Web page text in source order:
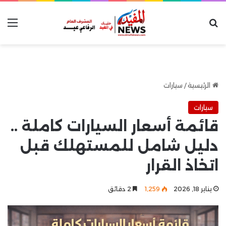
الرئيسية/ سيارات
سيارات
قائمة أسعار السيارات كاملة ..
دليل شامل للمستهلك قبل
اتخاذ القرار
يناير 18, 2026 1٬259